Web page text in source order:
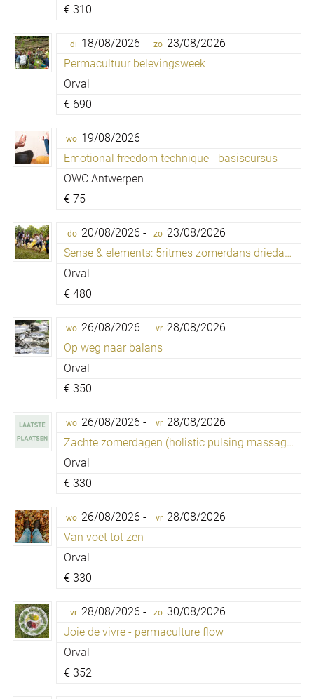
€ 310
di 18/08/2026 - zo 23/08/2026
Permacultuur belevingsweek
Orval
€ 690
wo 19/08/2026
Emotional freedom technique - basiscursus
OWC Antwerpen
€ 75
do 20/08/2026 - zo 23/08/2026
Sense & elements: 5ritmes zomerdans driedaagse
Orval
€ 480
wo 26/08/2026 - vr 28/08/2026
Op weg naar balans
Orval
€ 350
wo 26/08/2026 - vr 28/08/2026
Zachte zomerdagen (holistic pulsing massage)
Orval
€ 330
wo 26/08/2026 - vr 28/08/2026
Van voet tot zen
Orval
€ 330
vr 28/08/2026 - zo 30/08/2026
Joie de vivre - permaculture flow
Orval
€ 352